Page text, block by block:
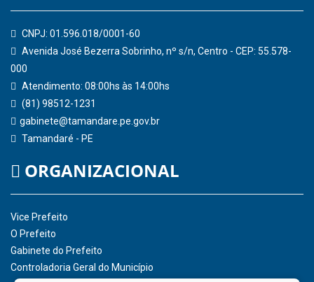
Confederação Nacional de Municípios - CNM
QEdu
Consultar Convênios
Receber Informações sobre novos Repasses
Hora:10:22/Domingo,09 de agosto de
INSTITUCIONAL
CNPJ: 01.596.018/0001-60